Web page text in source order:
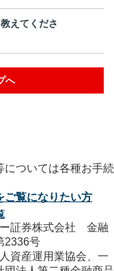
えてくださ
へ
ご覧になりたい方
ー証券株式会社 金融
2336号
資産運用業協会、一